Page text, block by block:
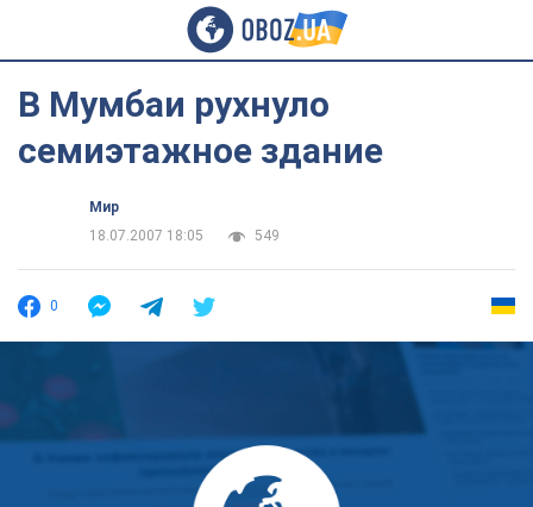
В Мумбаи рухнуло
семиэтажное здание
Мир
18.07.2007 18:05
549
0